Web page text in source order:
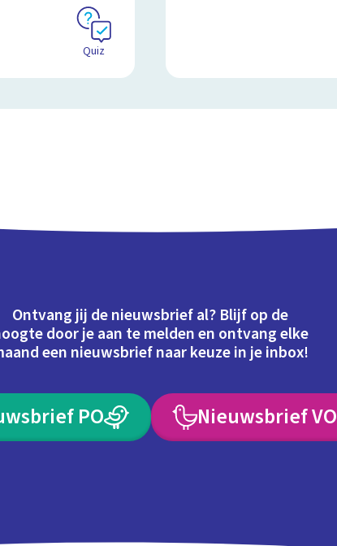
Quiz
Ontvang jij de nieuwsbrief al? Blijf op de
door je aan te melden en ontvang elke
een nieuwsbrief naar keuze in je inbox!
PO Nieuwsbrief VO